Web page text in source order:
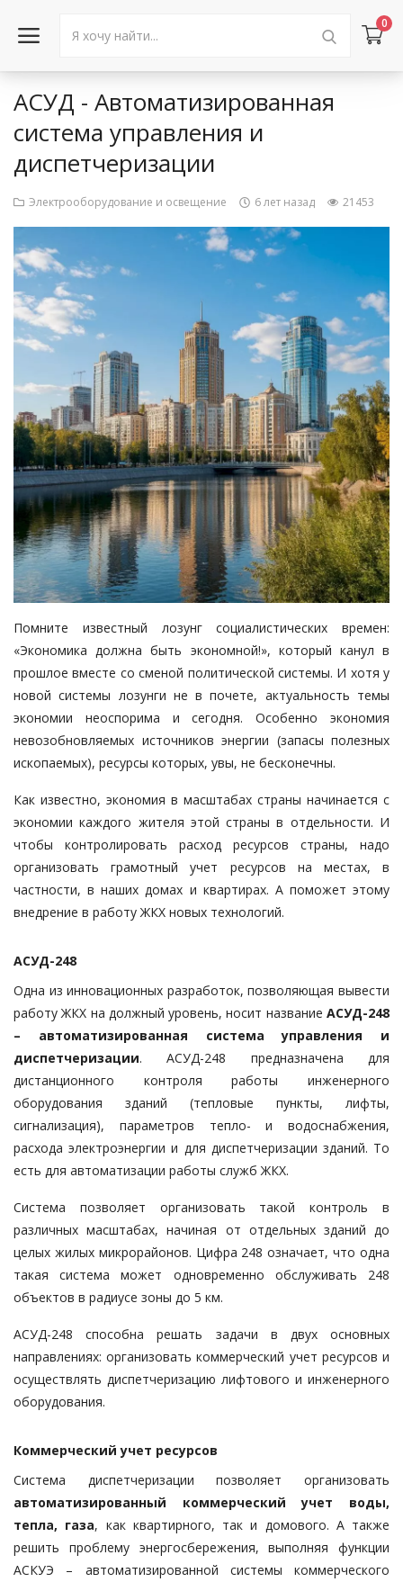
0
Войти в аккаунт
Каталог товаров
Акции
Новости
Статьи
Объявления
Город: Колумбус
АСУД - Автоматизированная
система управления и
диспетчеризации
Электрооборудование и освещение 6 лет назад 21453
Помните известный лозунг социалистических времен:
«Экономика должна быть экономной!», который канул в
прошлое вместе со сменой политической системы. И хотя у
новой системы лозунги не в почете, актуальность темы
экономии неоспорима и сегодня. Особенно экономия
невозобновляемых источников энергии (запасы полезных
ископаемых), ресурсы которых, увы, не бесконечны.
Как известно, экономия в масштабах страны начинается с
экономии каждого жителя этой страны в отдельности. И
чтобы контролировать расход ресурсов страны, надо
организовать грамотный учет ресурсов на местах, в
частности, в наших домах и квартирах. А поможет этому
внедрение в работу ЖКХ новых технологий.
АСУД-248
Одна из инновационных разработок, позволяющая вывести
работу ЖКХ на должный уровень, носит название АСУД-248
– автоматизированная система управления и
диспетчеризации. АСУД-248 предназначена для
дистанционного контроля работы инженерного
оборудования зданий (тепловые пункты, лифты,
сигнализация), параметров тепло- и водоснабжения,
расхода электроэнергии и для диспетчеризации зданий. То
есть для автоматизации работы служб ЖКХ.
Система позволяет организовать такой контроль в
различных масштабах, начиная от отдельных зданий до
целых жилых микрорайонов. Цифра 248 означает, что одна
такая система может одновременно обслуживать 248
объектов в радиусе зоны до 5 км.
АСУД-248 способна решать задачи в двух основных
направлениях: организовать коммерческий учет ресурсов и
осуществлять диспетчеризацию лифтового и инженерного
оборудования.
Коммерческий учет ресурсов
Система диспетчеризации позволяет организовать
автоматизированный коммерческий учет воды,
тепла, газа, как квартирного, так и домового. А также
решить проблему энергосбережения, выполняя функции
АСКУЭ – автоматизированной системы коммерческого